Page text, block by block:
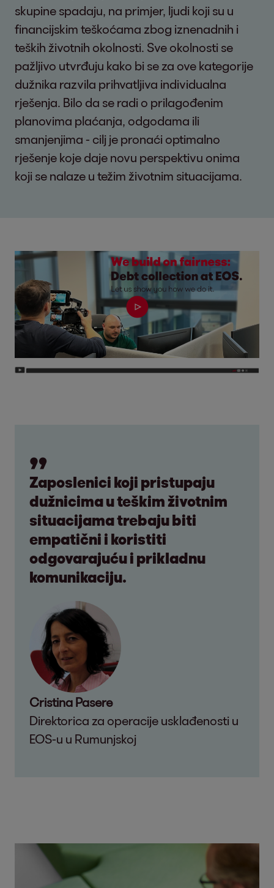
skupine spadaju, na primjer, ljudi koji su u
financijskim teškoćama zbog iznenadnih i
teških životnih okolnosti. Sve okolnosti se
pažljivo utvrđuju kako bi se za ove kategorije
dužnika razvila prihvatljiva individualna
rješenja. Bilo da se radi o prilagođenim
planovima plaćanja, odgodama ili
smanjenjima - cilj je pronaći optimalno
rješenje koje daje novu perspektivu onima
koji se nalaze u težim životnim situacijama.
Zaposlenici koji pristupaju
dužnicima u teškim životnim
situacijama trebaju biti
empatični i koristiti
odgovarajuću i prikladnu
komunikaciju.
Cristina Pasere
Direktorica za operacije usklađenosti u
EOS-u u Rumunjskoj